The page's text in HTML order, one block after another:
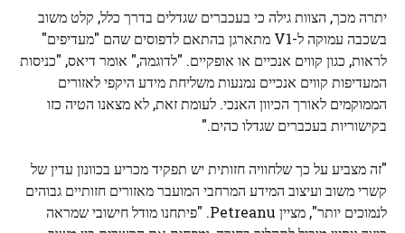
יתרה מכך, הצוות גילה כי בעכברים שגדלים בדרך כלל, קלט משוב
בשכבה עמוקה ל-V1 מתארגן בהתאם לדפוסים שהם "מעדיפים"
לראות, כגון קווים אנכיים או אופקיים. "לדוגמה," אומר דיאס, "כניסות
המעדיפות קווים אנכיים נמנעות משליחת מידע היקפי לאזורים
הממוקמים לאורך הכיוון האנכי. לעומת זאת, לא מצאנו הטיה כזו
בקישוריות בעכברים שגדלו כהים."
"זה מצביע על כך שלחוויה חזותית יש תפקיד מכריע בכוונון עדין של
קשרי משוב ועיצוב המידע המרחבי המועבר מאזורים חזותיים גבוהים
לנמוכים יותר", מציין Petreanu. "פיתחנו מודל חישובי שמראה